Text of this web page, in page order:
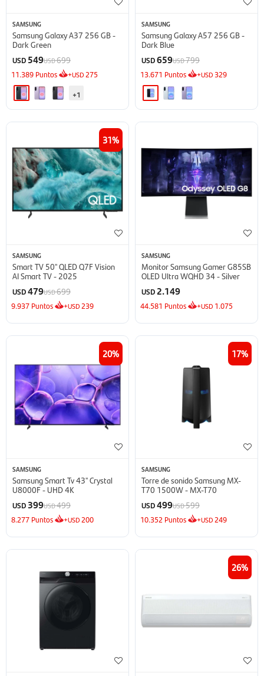
SAMSUNG
Samsung Galaxy A37 256 GB -
Dark Green
USD 549USD699
11.389 Puntos +USD 275
+1
SAMSUNG
Samsung Galaxy A57 256 GB -
Dark Blue
USD659USD799
13.671 Puntos +USD 329
31
SAMSUNG
Smart TV 50'' QLED Q7F Vision
AI Smart TV - 2025
USD479USD699
9.937 Puntos +USD 239
SAMSUNG
Monitor Samsung Gamer G85SB
OLED Ultra WQHD 34 - Silver
USD 2.149
44.581 Puntos +USD 1.075
20
SAMSUNG
Samsung Smart Tv 43'' Crystal
U8000F - UHD 4K
USD 399USD499
8.277 Puntos +USD 200
17
SAMSUNG
Torre de sonido Samsung MX-
T70 1500W - MX-T70
USD499USD599
10.352 Puntos +USD 249
26